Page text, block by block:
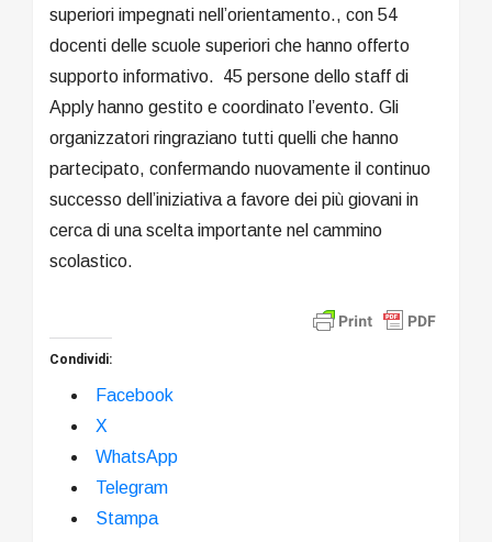
superiori impegnati nell’orientamento., con 54
docenti delle scuole superiori che hanno offerto
supporto informativo. 45 persone dello staff di
Apply hanno gestito e coordinato l’evento. Gli
organizzatori ringraziano tutti quelli che hanno
partecipato, confermando nuovamente il continuo
successo dell’iniziativa a favore dei più giovani in
cerca di una scelta importante nel cammino
scolastico.
Condividi:
Facebook
X
WhatsApp
Telegram
Stampa